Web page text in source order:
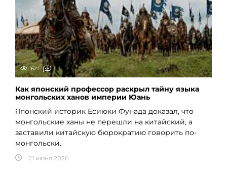
621 1
Как японский профессор раскрыл тайну языка
монгольских ханов империи Юань
Японский историк Ёсиюки Фунада доказал, что
монгольские ханы не перешли на китайский, а
заставили китайскую бюрократию говорить по-
монгольски.
21 июня 2026